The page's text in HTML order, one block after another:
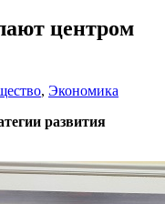
центром
, Экономика
развития